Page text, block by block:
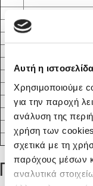
Αυτή η
Χρησιμοποιούμε
για την παροχή
ανάλυση της
χρήση των cookies
σχετικά με τη
παρόχους μέσων
αναλυτικά
Προσεχή